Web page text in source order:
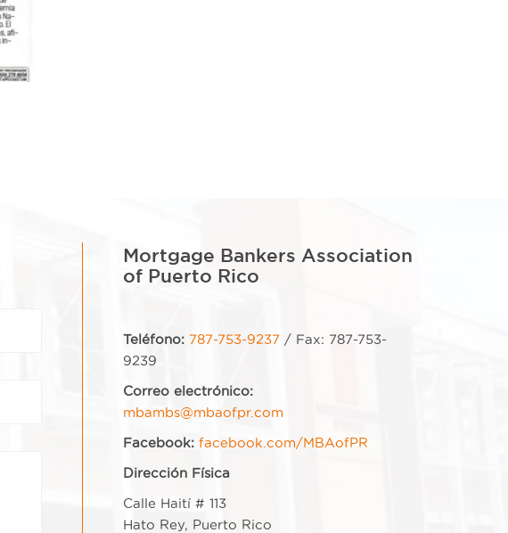
Mortgage Bankers Association
of Puerto Rico
Teléfono: 787-753-9237 / Fax: 787-753-
9239
Correo electrónico:
mbambs@mbaofpr.com
Facebook: facebook.com/MBAofPR
Dirección Física
Calle Haití # 113
Hato Rey, Puerto Rico